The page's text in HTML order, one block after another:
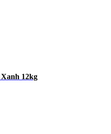
Petro – Màu Xanh 12kg